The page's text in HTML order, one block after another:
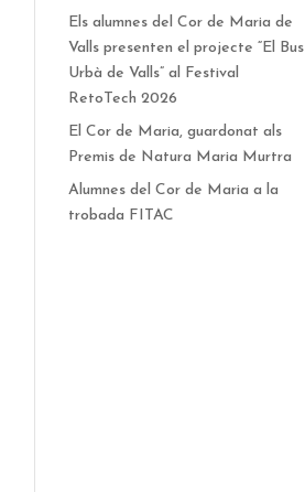
Els alumnes del Cor de Maria de
Valls presenten el projecte “El Bus
Urbà de Valls” al Festival
RetoTech 2026
El Cor de Maria, guardonat als
Premis de Natura Maria Murtra
Alumnes del Cor de Maria a la
trobada FITAC